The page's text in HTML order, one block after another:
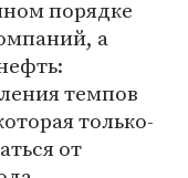
порядке
а
темпов
только-
от